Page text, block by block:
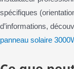
spécifiques
d’informations,
panneau solaire